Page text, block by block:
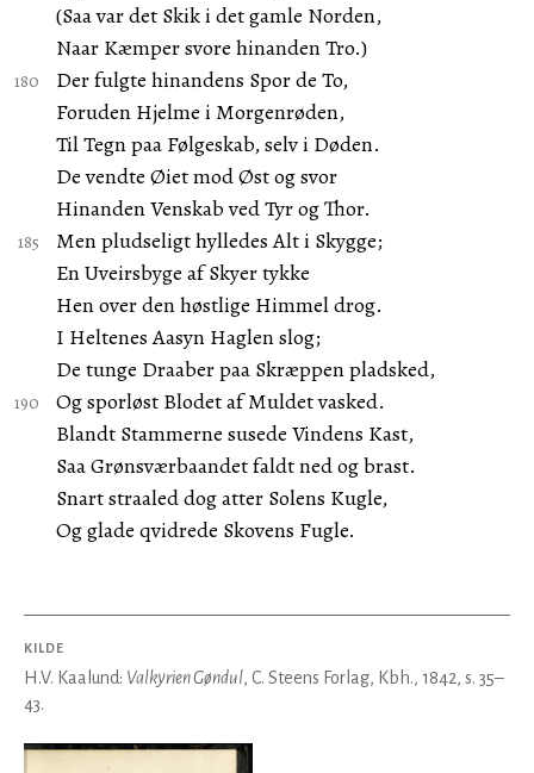
(Saa var det Skik i det gamle Norden,
Naar Kæmper svore hinanden Tro.)
Der fulgte hinandens Spor de To,
Foruden Hjelme i Morgenrøden,
Til Tegn paa Følgeskab, selv i Døden.
De vendte Øiet mod Øst og svor
Hinanden Venskab ved Tyr og Thor.
Men pludseligt hylledes Alt i Skygge;
En Uveirsbyge af Skyer tykke
Hen over den høstlige Himmel drog.
I Heltenes Aasyn Haglen slog;
De tunge Draaber paa Skræppen pladsked,
Og sporløst Blodet af Muldet vasked.
Blandt Stammerne susede Vindens Kast,
Saa Grønsværbaandet faldt ned og brast.
Snart straaled dog atter Solens Kugle,
Og glade qvidrede Skovens Fugle.
KILDE
H.V. Kaalund: Valkyrien Gøndul, C. Steens Forlag, Kbh., 1842, s. 35–
43.